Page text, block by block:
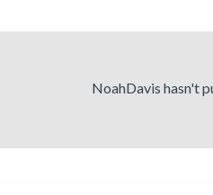
NoahDavis hasn't